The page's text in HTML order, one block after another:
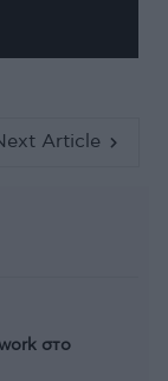
Article
στο